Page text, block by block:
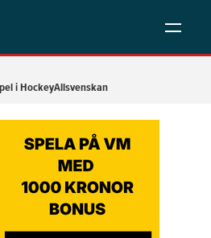
i HockeyAllsvenskan